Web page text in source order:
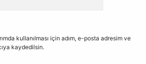
kullanılması için adım, e-posta adresim ve
kaydedilsin.